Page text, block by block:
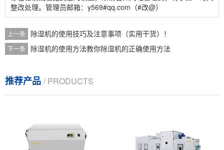
整改处理。管理员邮箱：y569#qq.com（#改@）
上一条 除湿机的使用技巧及注意事项（实用干货）！
下一条 除湿机的使用方法教你除湿机的正确使用方法
推荐产品 / PRODUCTS